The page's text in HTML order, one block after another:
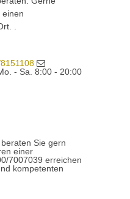
einen
.
- Sa. 8:00 - 20:00
Sie gern
einer
7007039 erreichen
kompetenten